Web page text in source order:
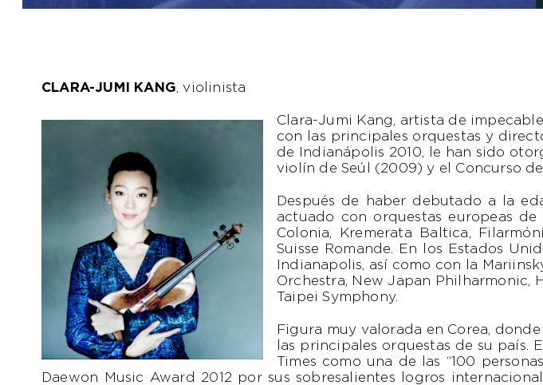
CLARA-JUMI KANG, violinista
Clara-Jumi Kang, artista de
con las principales orquestas y
de Indianápolis 2010, le han sido
violín de Seúl (2009) y el Concurso
Después de haber debutado a la
actuado con orquestas europeas
Colonia, Kremerata Baltica,
Suisse Romande. En los Estados
Indianapolis, así como con la
Orchestra, New Japan Philharmonic,
Taipei Symphony.
Figura muy valorada en Corea,
las principales orquestas de su país.
Times como una de las “100
Daewon Music Award 2012 por sus sobresalientes logros